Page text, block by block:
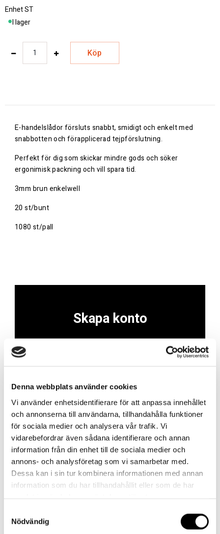
Denna webbplats använder cookies
Vi använder enhetsidentifierare för att anpassa innehållet
och annonserna till användarna, tillhandahålla funktioner
för sociala medier och analysera vår trafik. Vi
vidarebefordrar även sådana identifierare och annan
information från din enhet till de sociala medier och
annons- och analysföretag som vi samarbetar med.
Dessa kan i sin tur kombinera informationen med annan
information som du har tillhandahållit eller som de har
Nödvändig
EnhetST
I lager
Köp
E-handelslådor försluts snabbt, smidigt och enkelt med
snabbotten och förapplicerad tejpförslutning.
Perfekt för dig som skickar mindre gods och söker
ergonimisk packning och vill spara tid.
3mm brun enkelwell
20 st/bunt
1080 st/pall
Skapa konto
Skapa ett företagskonto för att enkelt och
smidigt lägga beställningar, finna information om
produkter, se dina avtalspriser, orderhistorik och
Skapa konto
Kontakt
Vår kundtjänst är tillgänglig Mån – Fre: 07:30 –